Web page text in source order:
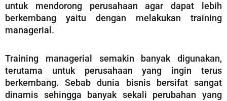
untuk mendorong perusahaan agar dapat lebih
berkembang yaitu dengan melakukan training
managerial.
Training managerial semakin banyak digunakan,
terutama untuk perusahaan yang ingin terus
berkembang. Sebab dunia bisnis bersifat sangat
dinamis sehingga banyak sekali perubahan yang